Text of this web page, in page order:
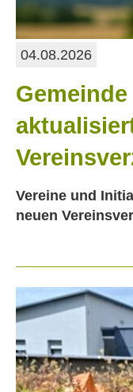
04.08.2026
Vereine und
neuen